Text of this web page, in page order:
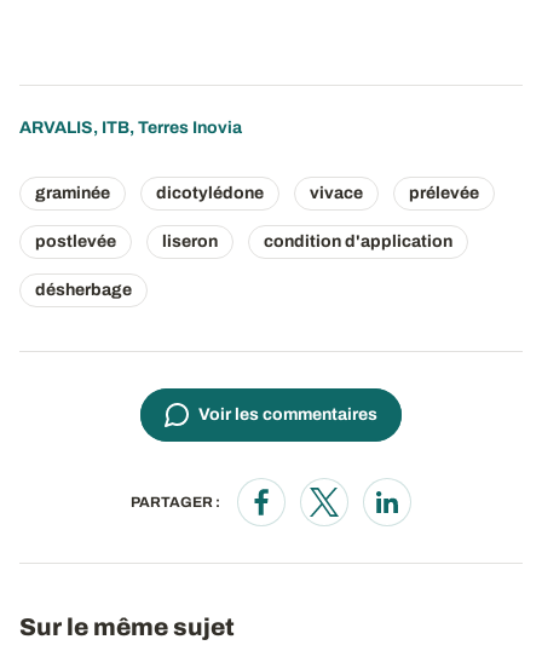
ARVALIS, ITB, Terres Inovia
graminée dicotylédone vivace prélevée
postlevée liseron condition d'application
désherbage
Voir les commentaires
PARTAGER :
Opens in a new window
Opens in a new window
Opens in a new
Sur le même sujet